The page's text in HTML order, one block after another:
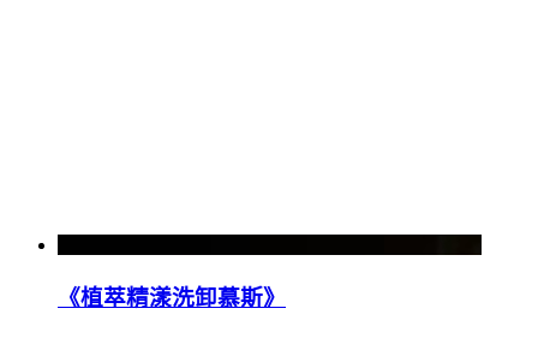
《植萃精漾洗卸慕斯》